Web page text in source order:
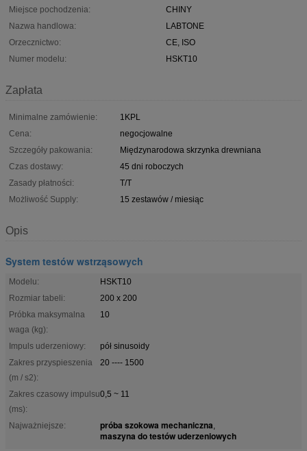
Miejsce pochodzenia:
CHINY
Nazwa handlowa:
LABTONE
Orzecznictwo:
CE, ISO
Numer modelu:
HSKT10
Zapłata
Minimalne zamówienie:
1KPL
Cena:
negocjowalne
Szczegóły pakowania:
Międzynarodowa skrzynka drewniana
Czas dostawy:
45 dni roboczych
Zasady płatności:
T/T
Możliwość Supply:
15 zestawów / miesiąc
Opis
System testów wstrząsowych
Modelu:
HSKT10
Rozmiar tabeli:
200 x 200
Próbka maksymalna
waga (kg):
10
Impuls uderzeniowy:
pół sinusoidy
Zakres przyspieszenia
(m / s2):
20 ---- 1500
Zakres czasowy impulsu
(ms):
0,5 ~ 11
Najważniejsze: próba szokowa mechaniczna,
maszyna do testów uderzeniowych